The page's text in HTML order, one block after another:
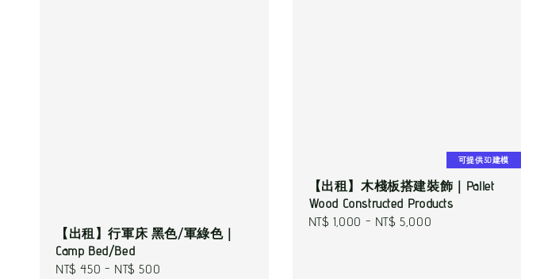
【出租】行軍床 黑色/軍綠色｜
Camp Bed/Bed
Regular
NT$ 450 - NT$ 500
可提供3D建模
【出租】木棧板搭建裝飾｜Pallet
Wood Constructed Products
Regular
NT$ 1,000 - NT$ 5,000